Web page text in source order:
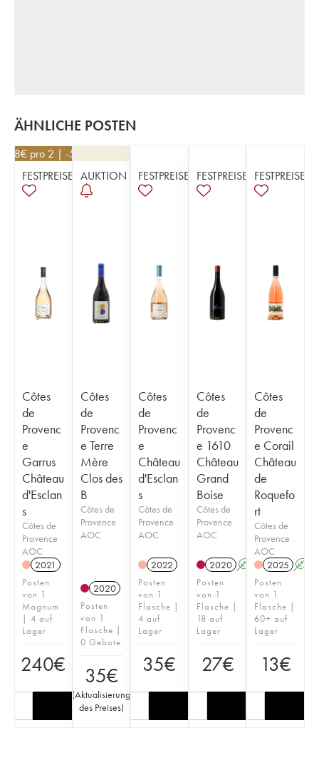
ÄHNLICHE POSTEN
228€ pro 2 | -5%
FESTPREISE
Côtes
de
Provenc
e
Garrus
Château
d'Esclan
s
Côtes de
Provence
AOC
2021
Posten
von 1
Magnum
| 4 auf
Lager
240€
AUKTION
Côtes
de
Provenc
e Terre
Mère
Clos des
B
Côtes de
Provence
AOC
2020
Posten
von 1
Flasche |
0 Gebote
35€
(Aktualisierung
des Preises)
FESTPREISE
Côtes
de
Provenc
e
Château
d'Esclan
s
Côtes de
Provence
AOC
2022
Posten
von 1
Flasche |
4 auf
Lager
35€
FESTPREISE
Côtes
de
Provenc
e 1610
Château
Grand
Boise
Côtes de
Provence
AOC
2020 A
Posten
von 1
Flasche |
18 auf
Lager
27€
FESTPREISE
Côtes
de
Provenc
e Corail
Château
de
Roquefo
rt
Côtes de
Provence
AOC
2025 A
Posten
von 1
Flasche |
60+ auf
Lager
13€